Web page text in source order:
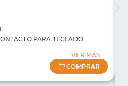
PARA TECLADO
VER MÁS
COMPRAR